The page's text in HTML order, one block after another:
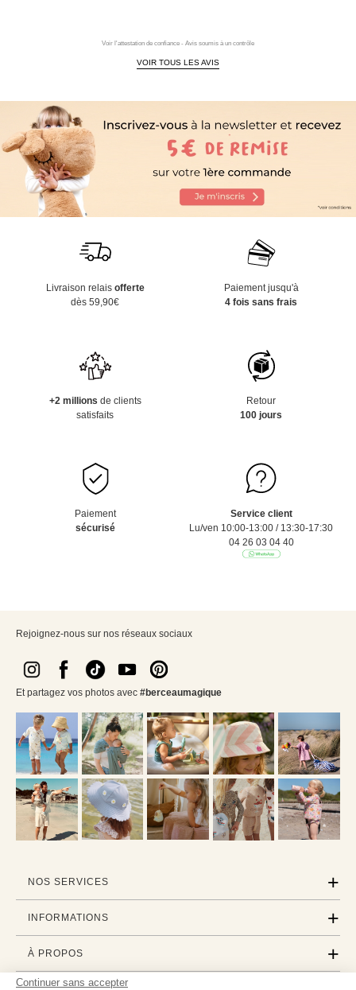
Continuer sans accepter
Voir l'attestation de confiance - Avis soumis à un contrôle
VOIR TOUS LES AVIS
Livraison relais offerte
dès 59,90€
Paiement jusqu'à
4 fois sans frais
+2 millions de clients
satisfaits
Retour
100 jours
Paiement
sécurisé
Service client
Lu/ven 10:00-13:00 / 13:30-17:30
04 26 03 04 40
Rejoignez-nous sur nos réseaux sociaux
Et partagez vos photos avec #berceaumagique
NOS SERVICES
INFORMATIONS
À PROPOS